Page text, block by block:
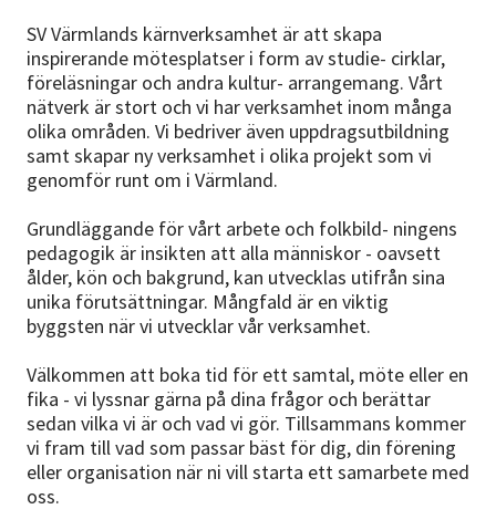
SV Värmlands kärnverksamhet är att skapa
inspirerande mötesplatser i form av studie- cirklar,
föreläsningar och andra kultur- arrangemang. Vårt
nätverk är stort och vi har verksamhet inom många
olika områden. Vi bedriver även uppdragsutbildning
samt skapar ny verksamhet i olika projekt som vi
genomför runt om i Värmland.
Grundläggande för vårt arbete och folkbild- ningens
pedagogik är insikten att alla människor - oavsett
ålder, kön och bakgrund, kan utvecklas utifrån sina
unika förutsättningar. Mångfald är en viktig
byggsten när vi utvecklar vår verksamhet.
Välkommen att boka tid för ett samtal, möte eller en
fika - vi lyssnar gärna på dina frågor och berättar
sedan vilka vi är och vad vi gör. Tillsammans kommer
vi fram till vad som passar bäst för dig, din förening
eller organisation när ni vill starta ett samarbete med
oss.